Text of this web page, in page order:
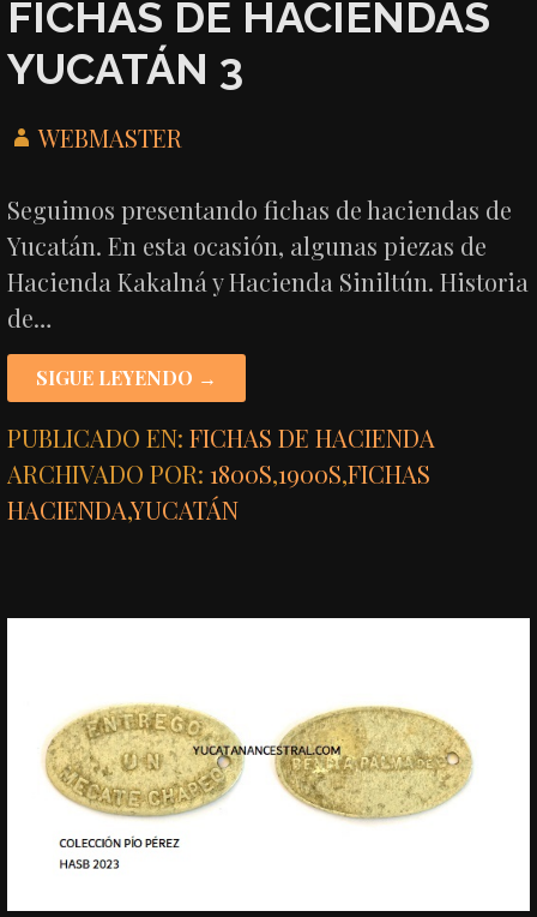
FICHAS DE HACIENDAS
YUCATÁN 3
WEBMASTER
Seguimos presentando fichas de haciendas de
Yucatán. En esta ocasión, algunas piezas de
Hacienda Kakalná y Hacienda Siniltún. Historia
de…
SIGUE LEYENDO →
PUBLICADO EN:FICHAS DE HACIENDA
ARCHIVADO POR:1800S,1900S,FICHAS
HACIENDA,YUCATÁN